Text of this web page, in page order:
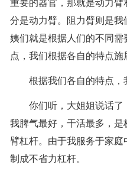
重要的器官，那就是动力
分是动力臂。阻力臂则是
姨们就是根据人们的不同
点，我们根据各自的特点施
根据我们各自的特点，
你们听，大姐姐说话了：
我脾气最好，干活最多，
臂杠杆。由于我服务于家
制成不省力杠杆。